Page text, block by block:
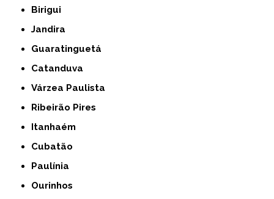
Birigui
Jandira
Guaratinguetá
Catanduva
Várzea Paulista
Ribeirão Pires
Itanhaém
Cubatão
Paulínia
Ourinhos